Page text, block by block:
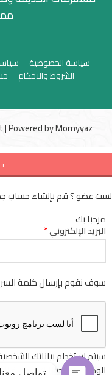
سياسة الخصوصية
الشروط والاحكام
Powered byMomyyaz
لست عضو ؟قم بإنشاء حساب
مرحبا بك
البريد الإلكتروني*
سوف نقوم بإرسال كلمة السر
سيتم استخدام بياناتك
الوصول إلى حسابكسياسة
تواصل معنا